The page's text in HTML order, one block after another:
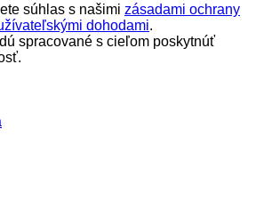
súhlas s našimi zásadami ochrany
dohodami.
spracované s cieľom poskytnúť